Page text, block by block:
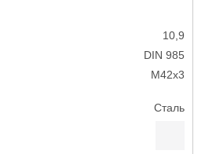
10,9
DIN 985
М42х3
Сталь